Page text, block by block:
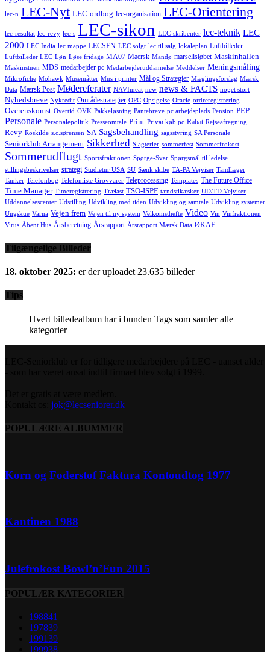
lec-n LEC-Nyt LEC-ordbog lec-organisation LEC-Orientering
lec-resultat lec-revy lec-s LEC-sikon LEC-skribenter lec-teknik LEC
2000 LEC India lec mappe LECSEN LEC solgt lec til salg lokaleplan Luftbilleder
Luftbilleder LEC Løn Løse fridage MA07 Maersk Mandø marselisløbet Maskinhallen
Maskinstuen MDS medarbejder pc Medarbejderuddannelse Meddelser Meningsmåling
Mikrofiche Mohawk Musemåtter Mus i printer Mål og Strategier Mæglingsforslag Mærsk
Data Mærsk Post Mødereferater NAVImeat new news & FACTS noget stort
Nyhedsbreve Nykredit Områdestrategier OPC Opsigelse Oracle ordreregistrering
Overenskomst Overtid OVK Pakkeløsning Pantebreve pc arbejdsplads Pension PEP
Personale Personalepolitik Presseomtale Print Privat køb pc Rabat Rejseafregning
Revy Roskilde s.c.sørensen SA Sagsbehandling sagsstyring SA Personale
Seniorklub Arrangement Sikkerhed Slagterier sommerfest Sommerfrokost
Sommerudflugt Sportsfraktionen Spørge-Svar Spørgsmål til ledelse
stillingsbeskrivelser strategi Studietur USA SU Sænk skibe TA-PA Vejviser Tandlæger
Tanker Telefonbog Telefonliste Grovvarer Teleprocessing Templates The Future Office
Time Manager Timeregistrering Trælast TSO-ISPF tændstikæsker UD/TD Vejviser
Uddannelsescenter Udstilling Udvikling med tiden Udvikling og samtale Udvikling systemer
Ungskue Varna Vejen frem Vejen til ny system Velkomsthefte Video Vin Vinfraktionen
Virus Åbent Hus Årsberetning Årsrapport Årsrapport Mærsk Data ØKAF
Tilgængelige Billeder
18. oktober 2025: er der uploadet 23.635 billeder
Tips
Hvert billedealbum har i bunden Tags som samler alle
kategorier
jok@lecseniorer.dk
POPULÆRE ALBUMMER
Korn og Foderstof Faktura Kontoudtog 1977
Kantinen 1988
Julefrokost Bowl’n’Fun 2015
POPULÆR KATEGORIER
198841
197839
199139
199938